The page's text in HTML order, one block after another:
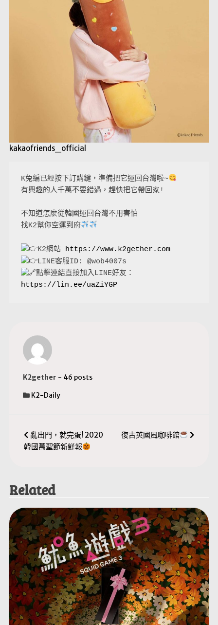
kakaofriends_official
K兔編已經按下訂購鍵，準備把它運回台灣啦~
有興趣的人千萬不要錯過，趕快把它帶回家!
不知道怎麼從韓國運回台灣不用害怕
找K2幫你空運到府
K2網站 https://www.k2gether.com
點擊連結直接加入LINE好友：
https://lin.ee/uaZiYGP
K2gether - 46 posts
K2-Daily
文
章
覽
亂出門，就完蛋! 2020
韓國萬聖節新鮮報
復古英國風咖啡館
Related